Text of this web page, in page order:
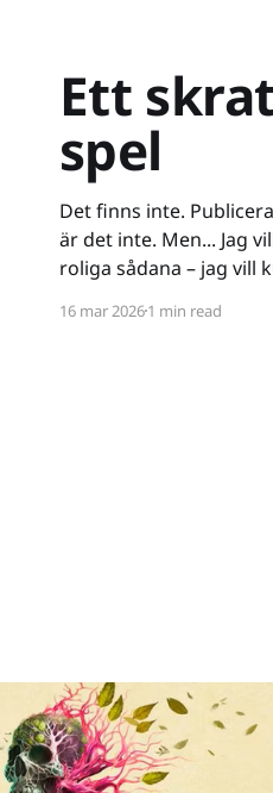
Ett
spel
Det finns inte. Publicera inlägg. Ok,
är det inte. Men... Jag vill spela komedispel,
roliga sådana – jag vill
antingen in sig på ett
16 mar 20261 min read